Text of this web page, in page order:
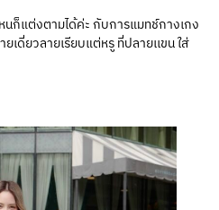
นก็แต่งตามได้ค่ะ กับการแมทช์กางเกง
เดี่ยวลายเรียบแต่หรู ที่ปลายเเขน ใส่